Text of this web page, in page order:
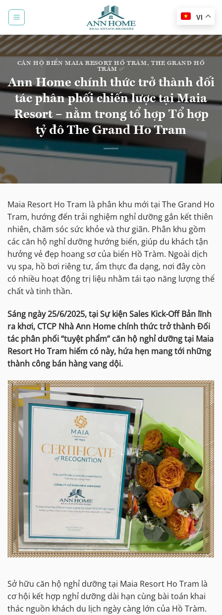
qua
dung
VI
CĂN HỘ BIỂN MAIA RESORT HỒ TRÀM, THE GRAND HỒ
TRÀM ✅
Ann Home chính thức trở thành đối
tác phân phối chiến lược tại Maia
Resort – nằm trong tổ hợp Tổ hợp
tỷ đô The Grand Ho Tram
Maia Resort Ho Tram là phân khu mới tại The Grand Ho
Tram, hướng đến trải nghiệm nghỉ dưỡng gắn kết thiên
nhiên, chăm sóc sức khỏe và thư giãn. Phân khu gồm
các căn hộ nghỉ dưỡng hướng biển, giúp du khách tận
hưởng vẻ đẹp hoang sơ của biển Hồ Tràm. Ngoài dịch
vụ spa, hồ bơi riêng tư, ẩm thực đa dạng, nơi đây còn
có nhiều hoạt động trị liệu nhằm tái tạo năng lượng thể
chất và tinh thần.
Sáng ngày 25/6/2025, tại Sự kiện Sales Kick-Off Bản lĩnh
ra khơi, CTCP Nhà Ann Home chính thức trở thành Đối
tác phân phối “tuyệt phẩm” căn hộ nghỉ dưỡng tại Maia
Resort Ho Tram hiếm có này, hứa hẹn mang tới những
thành công bán hàng vang dội.
Sở hữu căn hộ nghỉ dưỡng tại Maia Resort Ho Tram là
cơ hội kết hợp nghỉ dưỡng dài hạn cùng bài toán khai
thác nguồn khách du lịch ngày càng lớn của Hồ Tràm.